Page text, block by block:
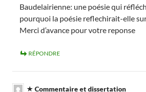
Baudelairienne: une poésie qui
pourquoi la poésie reflechirait-elle
Merci d’avance pour votre reponse
RÉPONDRE
Commentaire et dissertation